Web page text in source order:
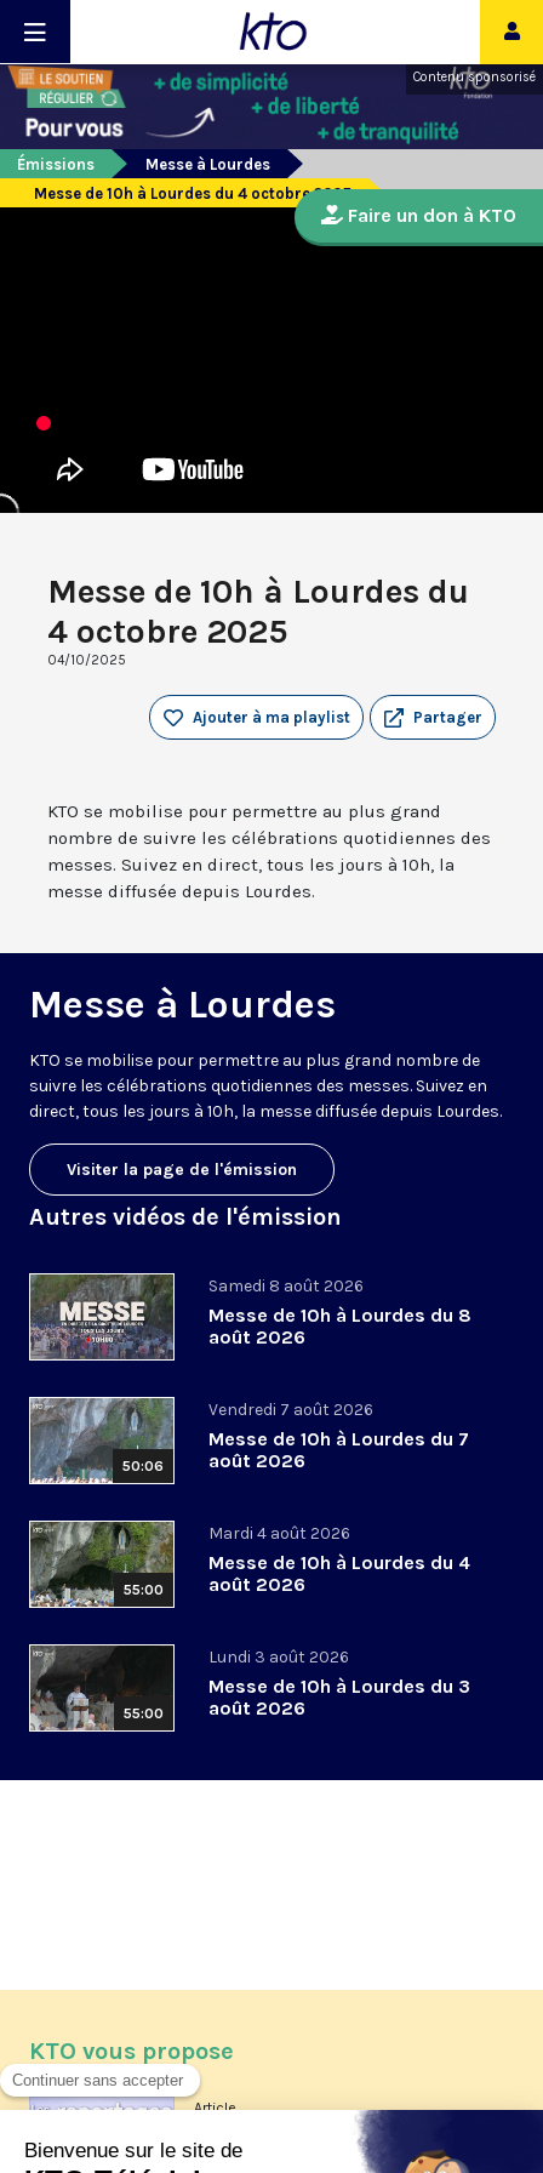
Contenu sponsorisé
Émissions
Messe à Lourdes
Messe de 10h à Lourdes du 4 octobre 2025
Messe de 10h à Lourdes du
4 octobre 2025
04/10/2025
Partager
Ajouter à ma playlist
KTO se mobilise pour permettre au plus grand
nombre de suivre les célébrations quotidiennes des
messes. Suivez en direct, tous les jours à 10h, la
messe diffusée depuis Lourdes.
Messe à Lourdes
KTO se mobilise pour permettre au plus grand nombre de
suivre les célébrations quotidiennes des messes. Suivez en
direct, tous les jours à 10h, la messe diffusée depuis Lourdes.
Visiter la page de l'émission
Autres vidéos de l'émission
Samedi 8 août 2026
Messe de 10h à Lourdes du 8
août 2026
50:06
Vendredi 7 août 2026
Messe de 10h à Lourdes du 7
août 2026
55:00
Mardi 4 août 2026
Messe de 10h à Lourdes du 4
août 2026
55:00
Lundi 3 août 2026
Messe de 10h à Lourdes du 3
août 2026
Faire un don à KTO
KTO vous propose
Article
Les reportages d'été 2026 de KTO